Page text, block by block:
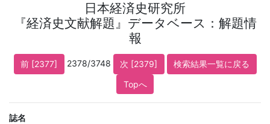
日本経済史研究所
『経済史文献解題』データベース：解題情
報
前 [2377] 2378/3748 次 [2379]
検索結果一覧に戻る
Topへ
誌名